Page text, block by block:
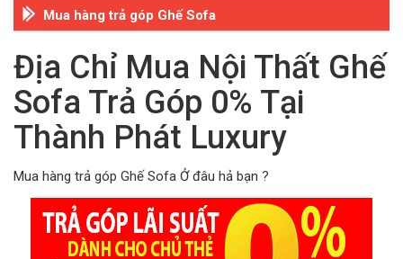
Mua hàng trả góp Ghế Sofa
Địa Chỉ Mua Nội Thất Ghế
Sofa Trả Góp 0% Tại
Thành Phát Luxury
Mua hàng trả góp Ghế Sofa Ở đâu hả bạn ?